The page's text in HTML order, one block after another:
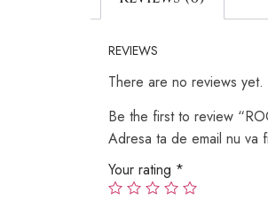
REVIEWS
There are no reviews yet.
Be the first to review
Adresa ta de email nu va
Your rating *